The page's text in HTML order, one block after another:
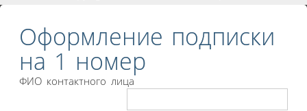
Оформление подписки
на 1 номер
ФИО контактного лица